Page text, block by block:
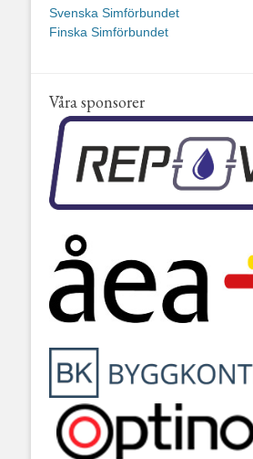
Svenska Simförbundet
Finska Simförbundet
Våra sponsorer